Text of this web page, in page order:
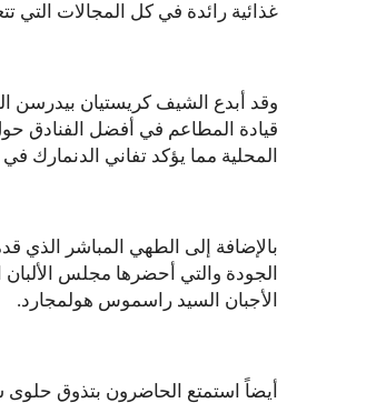
غذائية رائدة في كل المجالات التي
قيادة المطاعم في أفضل الفنادق
المحلية مما يؤكد تفاني الدنمارك
بالإضافة إلى الطهي المباشر الذي
الجودة والتي أحضرها مجلس الألبان
الأجبان السيد راسموس هولمجارد.
أيضاً استمتع الحاضرون بتذوق